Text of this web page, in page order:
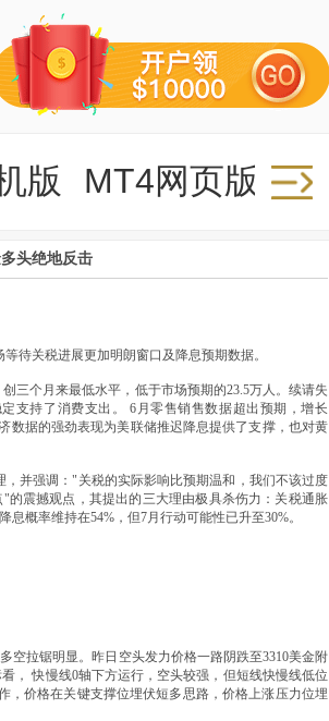
版 MT4网页版
头绝地反击
待关税进展更加明朗窗口及降息预期数据。
三个月来最低水平，低于市场预期的23.5万人。续请失
支持了消费支出。 6月零售销售数据超出预期，增长
数据的强劲表现为美联储推迟降息提供了支撑，也对黄
并强调："关税的实际影响比预期温和，我们不该过度
震撼观点，其提出的三大理由极具杀伤力：关税通胀
概率维持在54%，但7月行动可能性已升至30%。
空拉锯明显。昨日空头发力价格一路阴跌至3310美金附
， 快慢线0轴下方运行，空头较强，但短线快慢线低位
，价格在关键支撑位埋伏短多思路，价格上涨压力位埋